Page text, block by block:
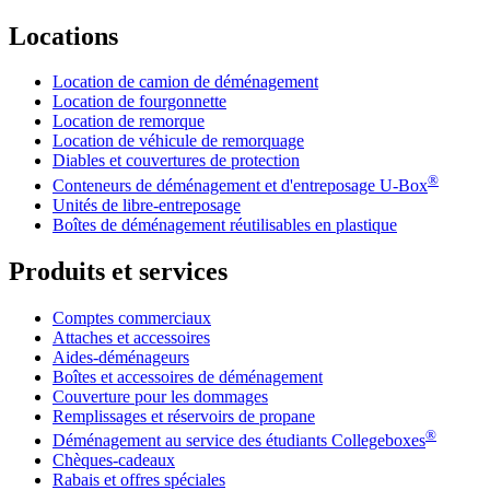
Locations
Location de camion de déménagement
Location de fourgonnette
Location de remorque
Location de véhicule de remorquage
Diables et couvertures de protection
Conteneurs de déménagement et d'entreposage U-Box®
Unités de libre-entreposage
Boîtes de déménagement réutilisables en plastique
Produits et services
Comptes commerciaux
Attaches et accessoires
Aides-déménageurs
Boîtes et accessoires de déménagement
Couverture pour les dommages
Remplissages et réservoirs de propane
Déménagement au service des étudiants Collegeboxes®
Chèques-cadeaux
Rabais et offres spéciales